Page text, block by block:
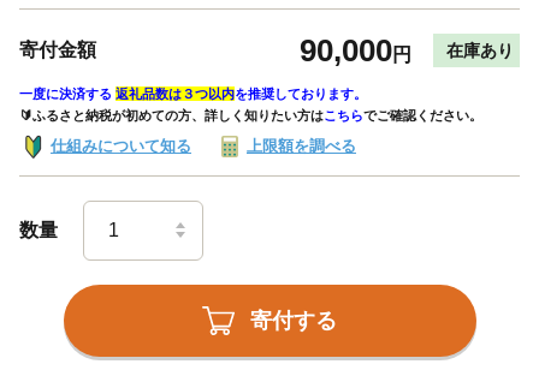
寄付金額 90,000円 在庫あり
一度に決済する 返礼品数は３つ以内を推奨しております。
🔰ふるさと納税が初めての方、詳しく知りたい方はこちらでご確認ください。
仕組みについて知る 上限額を調べる
数量
寄付する